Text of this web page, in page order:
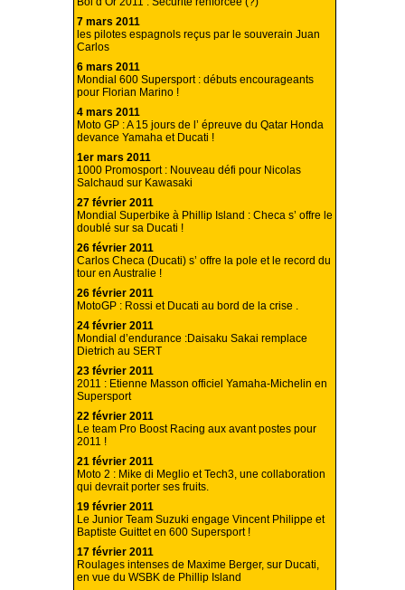
7 mars 2011
les pilotes espagnols reçus par le souverain Juan
Carlos
6 mars 2011
Mondial 600 Supersport : débuts encourageants
pour Florian Marino !
4 mars 2011
Moto GP : A 15 jours de l’ épreuve du Qatar Honda
devance Yamaha et Ducati !
1er mars 2011
1000 Promosport : Nouveau défi pour Nicolas
Salchaud sur Kawasaki
27 février 2011
Mondial Superbike à Phillip Island : Checa s’ offre le
doublé sur sa Ducati !
26 février 2011
Carlos Checa (Ducati) s’ offre la pole et le record du
tour en Australie !
26 février 2011
MotoGP : Rossi et Ducati au bord de la crise .
24 février 2011
Mondial d’endurance :Daisaku Sakai remplace
Dietrich au SERT
23 février 2011
2011 : Etienne Masson officiel Yamaha-Michelin en
Supersport
22 février 2011
Le team Pro Boost Racing aux avant postes pour
2011 !
21 février 2011
Moto 2 : Mike di Meglio et Tech3, une collaboration
qui devrait porter ses fruits.
19 février 2011
Le Junior Team Suzuki engage Vincent Philippe et
Baptiste Guittet en 600 Supersport !
17 février 2011
Roulages intenses de Maxime Berger, sur Ducati,
en vue du WSBK de Phillip Island